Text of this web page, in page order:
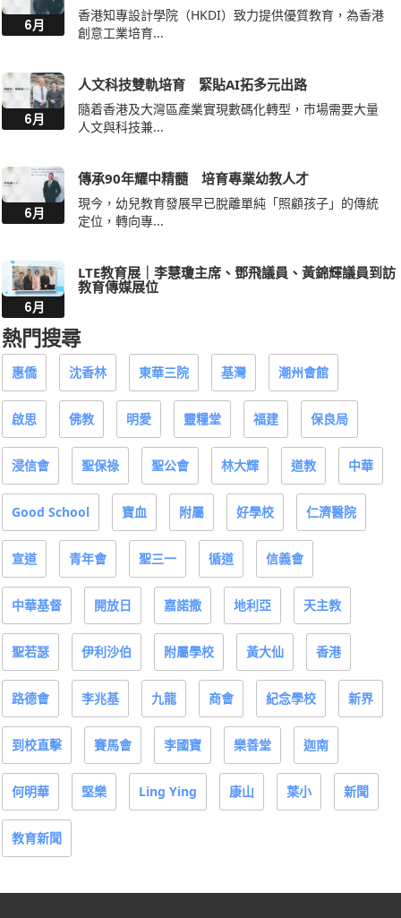
6月
香港知專設計學院（HKDI）致力提供優質教育，為香港
創意工業培育...
6月
人文科技雙軌培育 緊貼AI拓多元出路
隨着香港及大灣區產業實現數碼化轉型，市場需要大量
人文與科技兼...
6月
傳承90年耀中精髓 培育專業幼教人才
現今，幼兒教育發展早已脫離單純「照顧孩子」的傳統
定位，轉向專...
6月
LTE教育展｜李慧瓊主席、鄧飛議員、黃錦輝議員到訪
教育傳媒展位
熱門搜尋
惠僑 沈香林 東華三院 基灣 潮州會館
啟思 佛教 明愛 靈糧堂 福建 保良局
浸信會 聖保祿 聖公會 林大輝 道教 中華
Good School 寶血 附屬 好學校 仁濟醫院
宣道 青年會 聖三一 循道 信義會
中華基督 開放日 嘉諾撒 地利亞 天主教
聖若瑟 伊利沙伯 附屬學校 黃大仙 香港
路德會 李兆基 九龍 商會 紀念學校 新界
到校直擊 賽馬會 李國寶 樂善堂 迦南
何明華 堅樂 Ling Ying 康山 葉小 新聞
教育新聞